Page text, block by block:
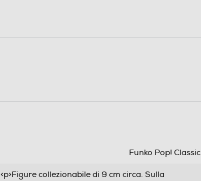
Funko Pop! Classic
<p>Figure collezionabile di 9 cm circa. Sulla